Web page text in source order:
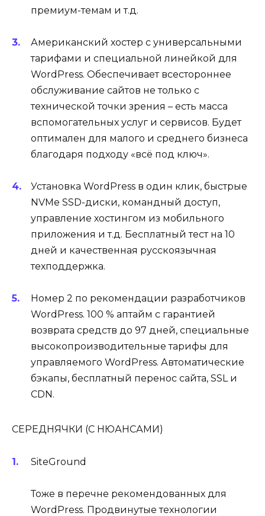
премиум-темам и т.д.
Американский хостер с универсальными
тарифами и специальной линейкой для
WordPress. Обеспечивает всестороннее
обслуживание сайтов не только с
технической точки зрения – есть масса
вспомогательных услуг и сервисов. Будет
оптимален для малого и среднего бизнеса
благодаря подходу «всё под ключ».
Установка WordPress в один клик, быстрые
NVMe SSD-диски, командный доступ,
управление хостингом из мобильного
приложения и т.д. Бесплатный тест на 10
дней и качественная русскоязычная
техподдержка.
Номер 2 по рекомендации разработчиков
WordPress. 100 % аптайм с гарантией
возврата средств до 97 дней, специальные
высокопроизводительные тарифы для
управляемого WordPress. Автоматические
бэкапы, бесплатный перенос сайта, SSL и
CDN.
СЕРЕДНЯЧКИ (С НЮАНСАМИ)
SiteGround
Тоже в перечне рекомендованных для
WordPress. Продвинутые технологии